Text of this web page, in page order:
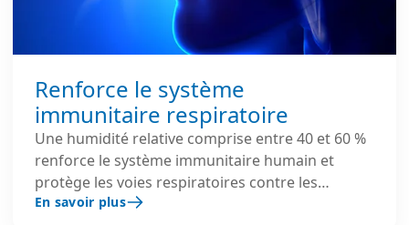
Renforce le système
immunitaire respiratoire
Une humidité relative comprise entre 40 et 60 %
renforce le système immunitaire humain et
protège les voies respiratoires contre les
infections.
En savoir plus